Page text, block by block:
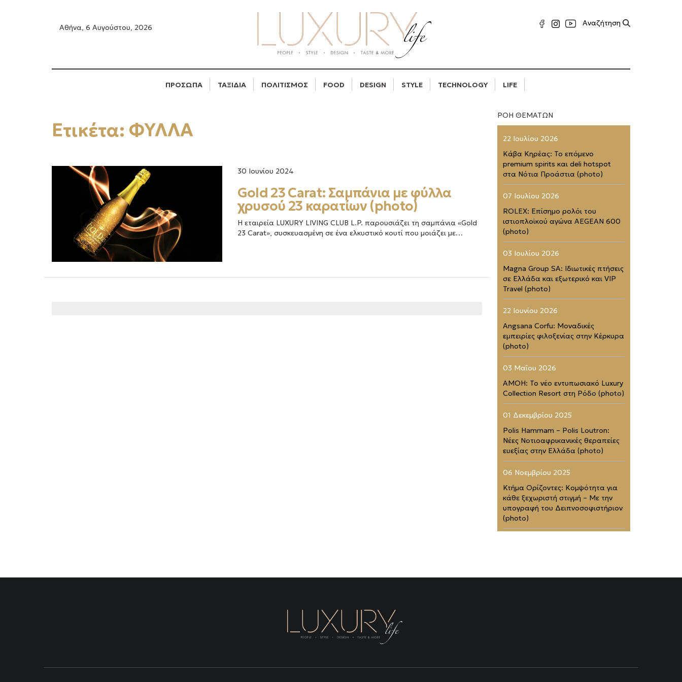
Αθήνα, 6 Αυγούστου, 2026
ΠΡΟΣΩΠΑ ΤΑΞΙΔΙΑ ΠΟΛΙΤΙΣΜΟΣ FOOD DESIGN STYLE TECHNOLOGY LIFE
Ετικέτα: ΦΥΛΛΑ
30 Ιουνίου 2024
Gold 23 Carat: Σαμπάνια με φύλλα
χρυσού 23 καρατίων (photo)
Η εταιρεία LUXURY LIVING CLUB L.P. παρουσιάζει τη σαμπάνια «Gold
23 Carat», συσκευασμένη σε ένα ελκυστικό κουτί που μοιάζει με…
ΡΟΗ ΘΕΜΑΤΩΝ
22 Ιουλίου 2026
Κάβα Κηρέας: Το επόμενο
premium spirits και deli hotspot
στα Νότια Προάστια (photo)
07 Ιουλίου 2026
ROLEX: Επίσημο ρολόι του
ιστιοπλοϊκού αγώνα AEGEAN 600
(photo)
03 Ιουλίου 2026
Magna Group SA: Ιδιωτικές πτήσεις
σε Ελλάδα και εξωτερικό και VIP
Travel (photo)
22 Ιουνίου 2026
Angsana Corfu: Μοναδικές
εμπειρίες φιλοξενίας στην Κέρκυρα
(photo)
03 Μαΐου 2026
AMOH: Το νέο εντυπωσιακό Luxury
Collection Resort στη Ρόδο (photo)
01 Δεκεμβρίου 2025
Polis Hammam – Polis Loutron:
Νέες Νοτιοαφρικανικές θεραπείες
ευεξίας στην Ελλάδα (photo)
06 Νοεμβρίου 2025
Κτήμα Ορίζοντες: Κομψότητα για
κάθε ξεχωριστή στιγμή – Με την
υπογραφή του Δειπνοσοφιστήριον
(photo)
πιο εντυπωσιακά rooftops της